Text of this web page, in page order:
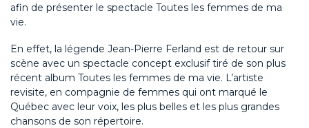
afin de présenter le spectacle Toutes les femmes de ma
vie.
En effet, la légende Jean-Pierre Ferland est de retour sur
scène avec un spectacle concept exclusif tiré de son plus
récent album Toutes les femmes de ma vie. L’artiste
revisite, en compagnie de femmes qui ont marqué le
Québec avec leur voix, les plus belles et les plus grandes
chansons de son répertoire.